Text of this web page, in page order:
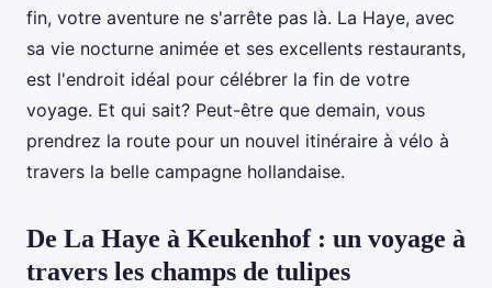
fin, votre aventure ne s'arrête pas là. La Haye, avec
sa vie nocturne animée et ses excellents restaurants,
est l'endroit idéal pour célébrer la fin de votre
voyage. Et qui sait? Peut-être que demain, vous
prendrez la route pour un nouvel itinéraire à vélo à
travers la belle campagne hollandaise.
De La Haye à Keukenhof : un voyage à
travers les champs de tulipes